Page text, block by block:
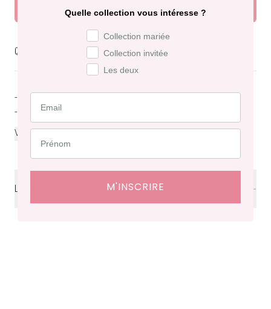
Ajouter au panier
Livraison gratuite,recevez-la mercredi .
- Robe longue fluide en crêpe de soie blanc cassé
- Longueur totale...
VOIR PLUS
Livraison & retours
Quelle collection vous intéresse ?
Préférence de collection
Collection mariée
Collection invitée
Les deux
M'INSCRIRE